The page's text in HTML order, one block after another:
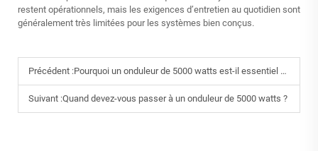
restent opérationnels, mais les exigences d’entretien au quotidien sont
généralement très limitées pour les systèmes bien conçus.
Précédent :Pourquoi un onduleur de 5000 watts est-il essentiel pour les foyers ?
Suivant :Quand devez-vous passer à un onduleur de 5000 watts ?